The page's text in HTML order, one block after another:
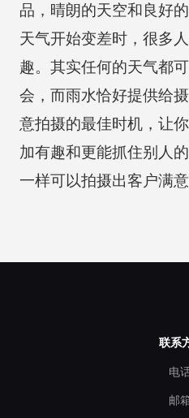
品，晴朗的天空和良好
天气开始变差时，很多
趣。其实任何的天气都
会，而雨水恰好提供给
意拍摄的最佳时机，让
加有趣和更能抓住别人
一样可以拍摄出客户满意
联系
电
邮